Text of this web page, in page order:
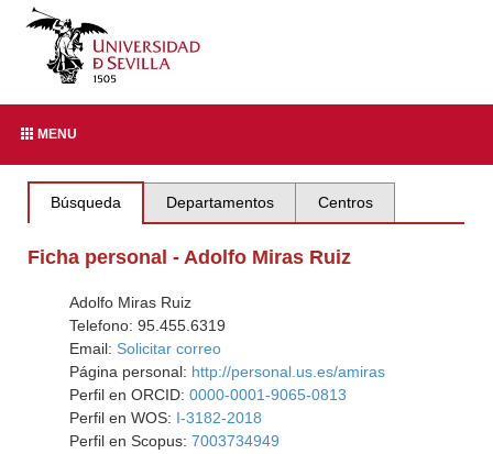
MENU
Búsqueda Departamentos Centros
Ficha personal - Adolfo Miras Ruiz
Adolfo Miras Ruiz
Telefono: 95.455.6319
Email: Solicitar correo
Página personal: http://personal.us.es/amiras
Perfil en ORCID: 0000-0001-9065-0813
Perfil en WOS: I-3182-2018
Perfil en Scopus: 7003734949